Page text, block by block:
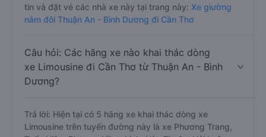
tin và đặt vé các nhà xe này tại trang này: Xe giường
nằm đôi Thuận An - Bình Dương đi Cần Thơ
Câu hỏi: Các hãng xe nào khai thác dòng
xe Limousine đi Cần Thơ từ Thuận An - Bình
Dương?
Trả lời: Hiện tại có 5 hãng xe khai thác dòng xe
Limousine trên tuyến đường này là xe Phương Trang,